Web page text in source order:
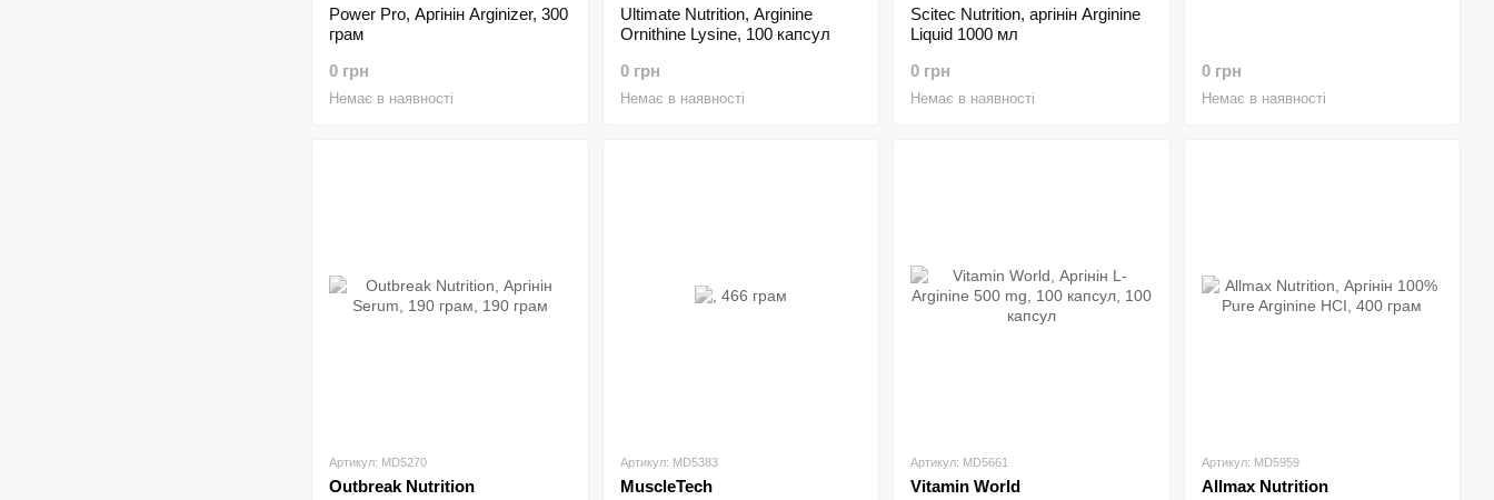
Power Pro, Аргінін Arginizer, 300
грам
0 грн
Немає в наявності
Ultimate Nutrition, Arginine
Ornithine Lysine, 100 капсул
0 грн
Немає в наявності
Scitec Nutrition, аргінін Arginine
Liquid 1000 мл
0 грн
Немає в наявності
0 грн
Немає в наявності
Артикул: MD5270
Outbreak Nutrition
Артикул: MD5383
MuscleTech
Артикул: MD5661
Vitamin World
Артикул: MD5959
Allmax Nutrition